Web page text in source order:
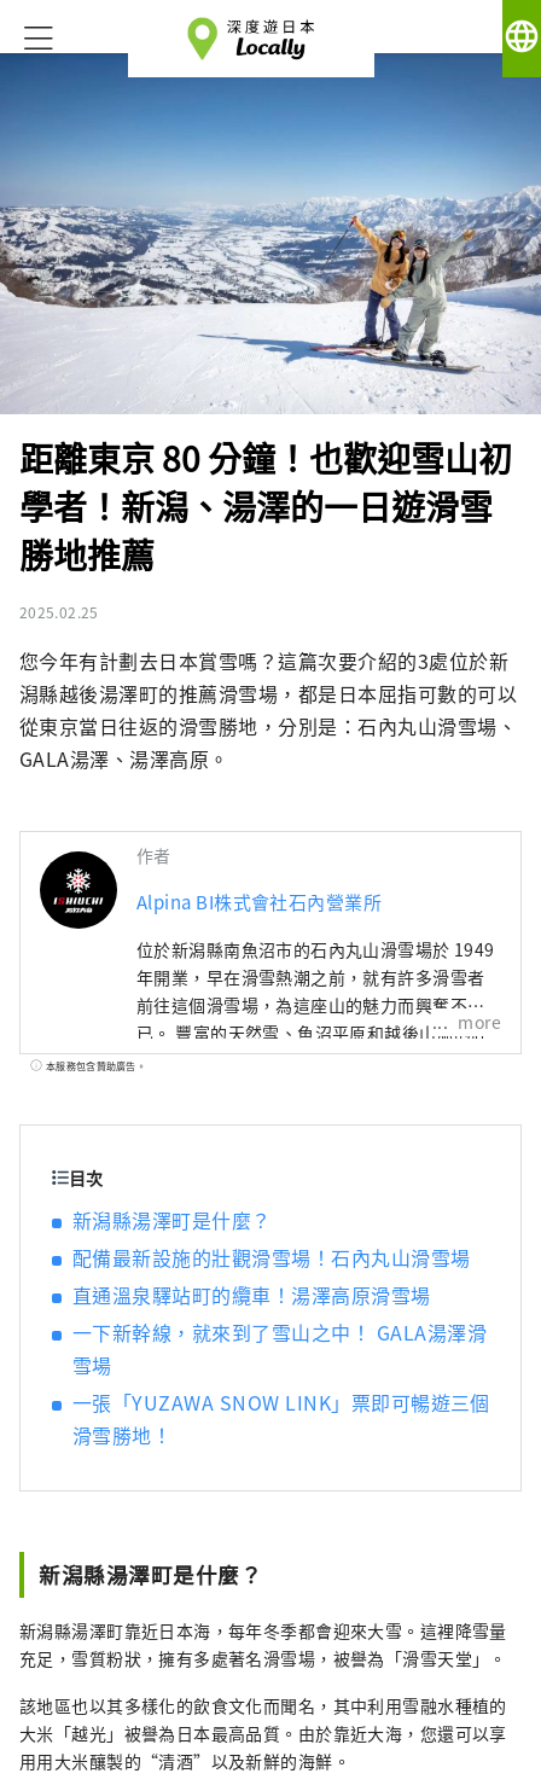
language
距離東京 80 分鐘！也歡迎雪山初
學者！新潟、湯澤的一日遊滑雪
勝地推薦
2025.02.25
您今年有計劃去日本賞雪嗎？這篇次要介紹的3處位於新
潟縣越後湯澤町的推薦滑雪場，都是日本屈指可數的可以
從東京當日往返的滑雪勝地，分別是：石內丸山滑雪場、
GALA湯澤、湯澤高原。
作者
Alpina BI株式會社石內營業所
位於新潟縣南魚沼市的石內丸山滑雪場於 1949
年開業，早在滑雪熱潮之前，就有許多滑雪者
前往這個滑雪場，為這座山的魅力而興奮不
已。 豐富的天然雪、魚沼平原和越後山脈的壯
麗景色、雪國特有的飲食文化等。 這種只有在
新魅力，以滿足時代的需求。 此外，從 2022
年夏季開始，它將發展成為全年開放的戶外度
假村，名為 The Veranda Ishiuchi
Maruyama。 在美麗的風景和豐富的自然環境
環繞下的豪華位置，每次您造訪石打丸山都會
more
本服務包含贊助廣告。
目次
新潟縣湯澤町是什麼？
配備最新設施的壯觀滑雪場！石內丸山滑雪場
直通溫泉驛站町的纜車！湯澤高原滑雪場
一下新幹線，就來到了雪山之中！ GALA湯澤滑
雪場
一張「YUZAWA SNOW LINK」票即可暢遊三個
滑雪勝地！
新潟縣湯澤町是什麼？
新潟縣湯澤町靠近日本海，每年冬季都會迎來大雪。這裡降雪量
充足，雪質粉狀，擁有多處著名滑雪場，被譽為「滑雪天堂」。
該地區也以其多樣化的飲食文化而聞名，其中利用雪融水種植的
大米「越光」被譽為日本最高品質。由於靠近大海，您還可以享
用用大米釀製的“清酒”以及新鮮的海鮮。